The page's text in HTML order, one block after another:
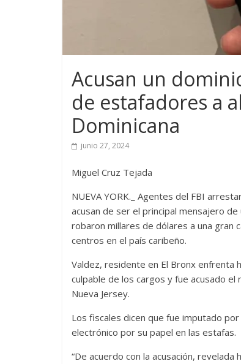
Acusan un
de estafadores a
Dominicana
junio 27, 2024
Miguel Cruz Tejada
NUEVA YORK._ Agentes del FBI
acusan de ser el principal mensajero
robaron millares de dólares a una gran
centros en el país caribeño.
Valdez, residente en El Bronx enfrenta
culpable de los cargos y fue acusado
Nueva Jersey.
Los fiscales dicen que fue imputado
electrónico por su papel en las estafas.
“De acuerdo con la acusación,